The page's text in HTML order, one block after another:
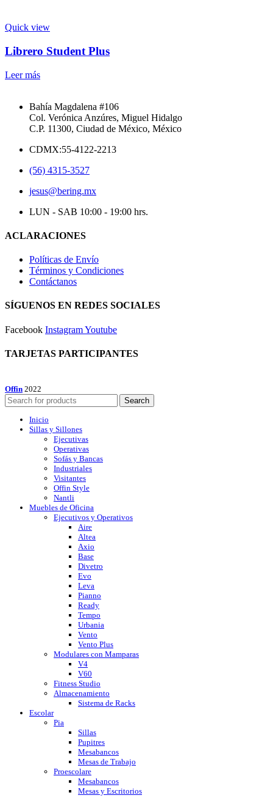
Quick view
Librero Student Plus
Leer más
Bahía Magdalena #106
Col. Verónica Anzúres, Miguel Hidalgo
C.P. 11300, Ciudad de México, México
CDMX:55-4122-2213
(56) 4315-3527
jesus@bering.mx
LUN - SAB 10:00 - 19:00 hrs.
ACLARACIONES
Políticas de Envío
Términos y Condiciones
Contáctanos
SÍGUENOS EN REDES SOCIALES
Facebook InstagramYoutube
TARJETAS PARTICIPANTES
Offin 2022
Search
Inicio
Sillas y Sillones
Ejecutivas
Operativas
Sofás y Bancas
Industriales
Visitantes
Offin Style
Nantli
Muebles de Oficina
Ejecutivos y Operativos
Aire
Altea
Axio
Base
Divetro
Evo
Leva
Pianno
Ready
Tempo
Urbania
Vento
Vento Plus
Modulares con Mamparas
V4
V60
Fitness Studio
Almacenamiento
Sistema de Racks
Escolar
Pia
Sillas
Pupitres
Mesabancos
Mesas de Trabajo
Proescolare
Mesabancos
Mesas y Escritorios